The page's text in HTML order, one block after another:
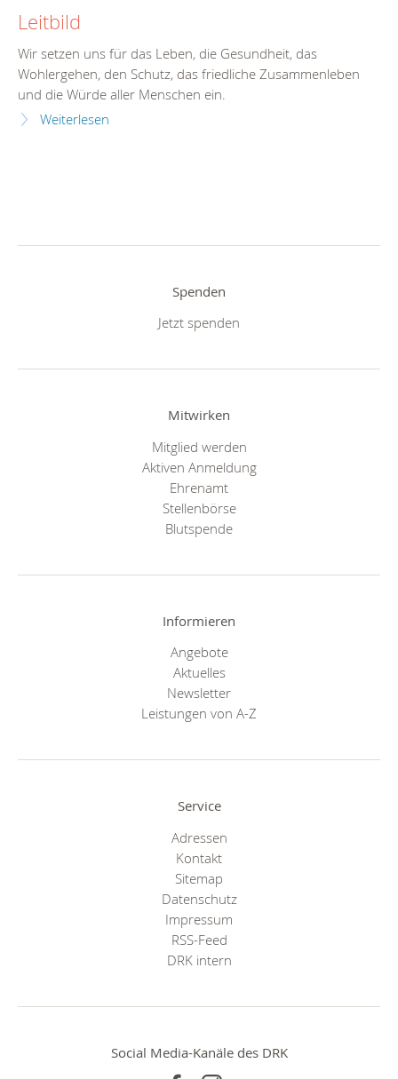
Leitbild
Wir setzen uns für das Leben, die Gesundheit, das
Wohlergehen, den Schutz, das friedliche Zusammenleben
und die Würde aller Menschen ein.
Weiterlesen
Spenden
Jetzt spenden
Mitwirken
Mitglied werden
Aktiven Anmeldung
Ehrenamt
Stellenbörse
Blutspende
Informieren
Angebote
Aktuelles
Newsletter
Leistungen von A-Z
Service
Adressen
Kontakt
Sitemap
Datenschutz
Impressum
RSS-Feed
DRK intern
Social Media-Kanäle des DRK